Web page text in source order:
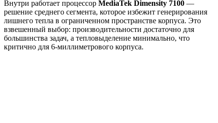
Внутри работает процессор MediaTek Dimensity 7100 —
решение среднего сегмента, которое избежит генерирования
лишнего тепла в ограниченном пространстве корпуса. Это
взвешенный выбор: производительности достаточно для
большинства задач, а тепловыделение минимально, что
критично для 6-миллиметрового корпуса.